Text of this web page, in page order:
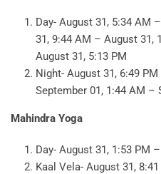
Day- August 31, 5:34 AM
31, 9:44 AM – August 31,
August 31, 5:13 PM
Night- August 31, 6:49
September 01, 1:44 AM –
Mahindra Yoga
Day- August 31, 1:53 PM
Kaal Vela- August 31,